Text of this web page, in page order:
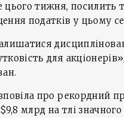
цього тижня, посилить
податків у цьому
для
про рекордний
млрд на тлі значного